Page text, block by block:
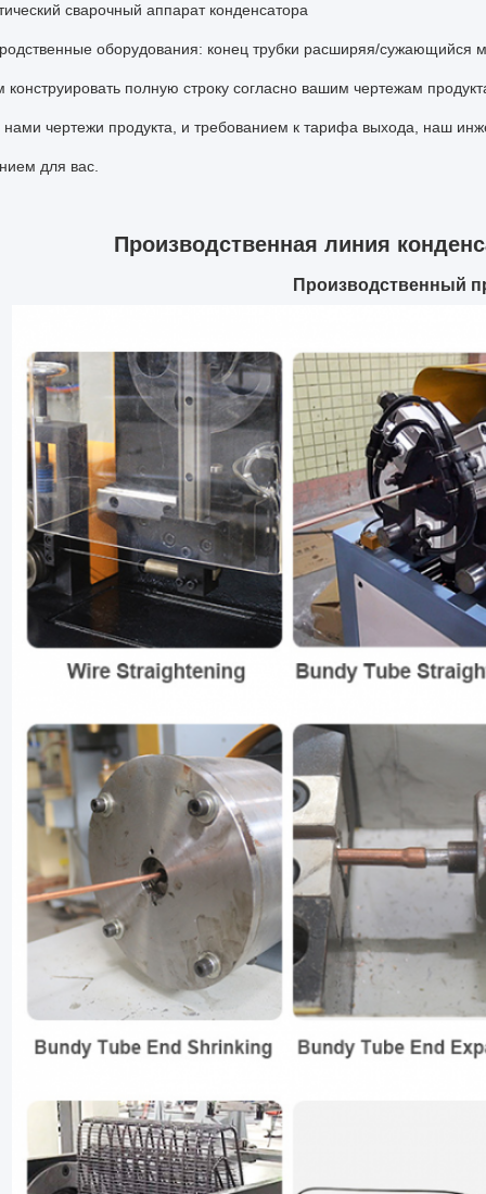
сварочный аппарат конденсатора
оборудования: конец трубки расширяя/сужающийся
полную строку согласно вашим чертежам
нами чертежи продукта, и требованием к тарифа выхода, наш
для вас.
Производственная линия
Производственный